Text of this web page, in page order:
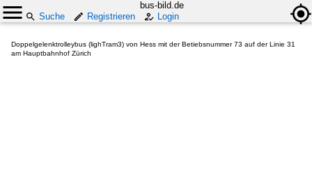
bus-bild.de
Suche
Registrieren Login
Doppelgelenktrolleybus (lighTram3) von Hess mit der Betiebsnummer 73 auf der Linie 31
am Hauptbahnhof Zürich